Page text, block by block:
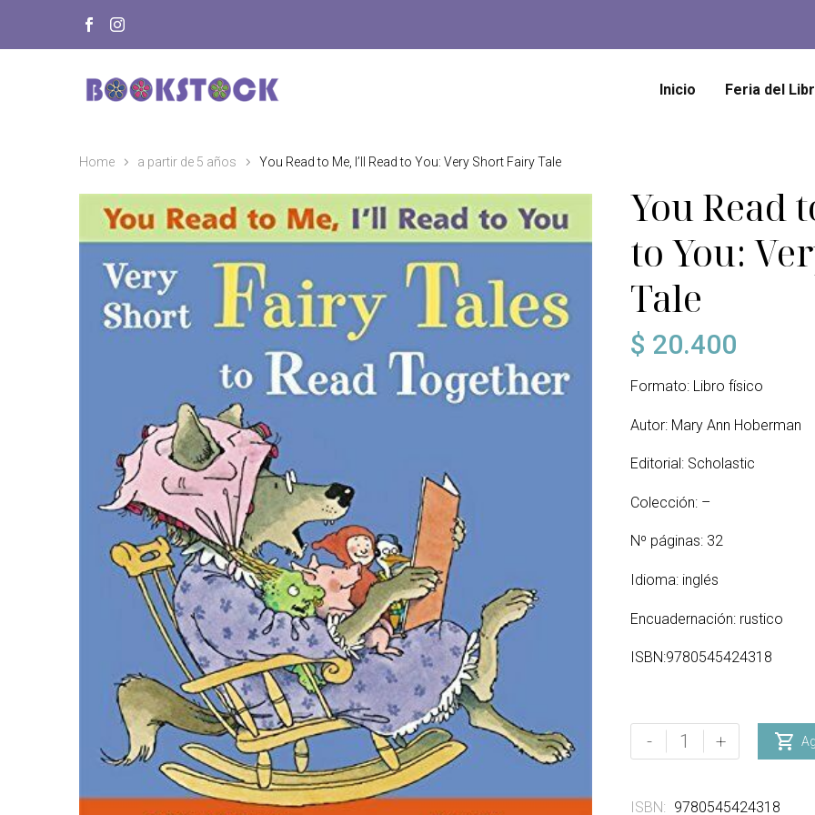
Inicio Feria del
Home a partir de 5 años You Read to Me, I’ll Read to You: Very Short Fairy Tale
You Read
to You:
Tale
$ 20.400
Formato: Libro físico
Autor: Mary Ann Hoberman
Editorial: Scholastic
Colección: –
Nº páginas: 32
Idioma: inglés
Encuadernación: rustico
ISBN:9780545424318
-
Read
Me,
+ 
ISBN: 9780545424318